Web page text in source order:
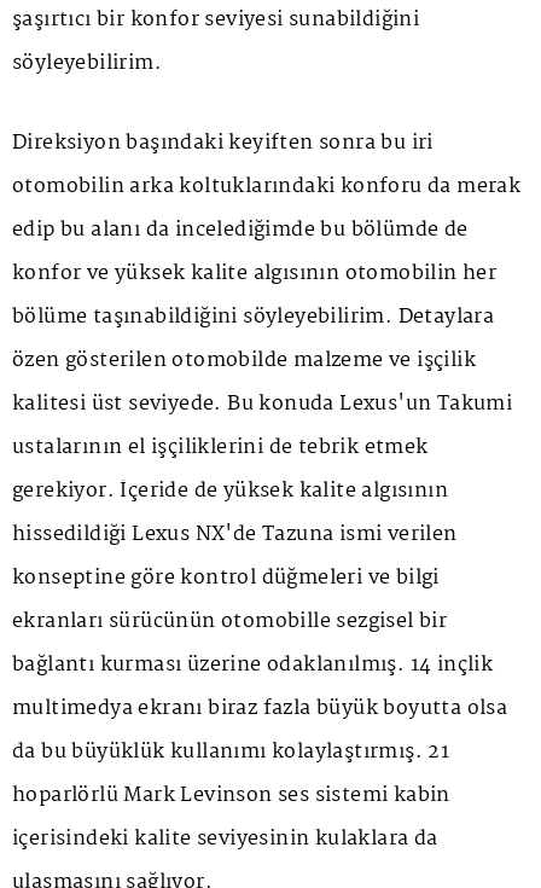
şaşırtıcı bir konfor seviyesi sunabildiğini
söyleyebilirim.
Direksiyon başındaki keyiften sonra bu iri
otomobilin arka koltuklarındaki konforu da merak
edip bu alanı da incelediğimde bu bölümde de
konfor ve yüksek kalite algısının otomobilin her
bölüme taşınabildiğini söyleyebilirim. Detaylara
özen gösterilen otomobilde malzeme ve işçilik
kalitesi üst seviyede. Bu konuda Lexus'un Takumi
ustalarının el işçiliklerini de tebrik etmek
gerekiyor. İçeride de yüksek kalite algısının
hissedildiği Lexus NX'de Tazuna ismi verilen
konseptine göre kontrol düğmeleri ve bilgi
ekranları sürücünün otomobille sezgisel bir
bağlantı kurması üzerine odaklanılmış. 14 inçlik
multimedya ekranı biraz fazla büyük boyutta olsa
da bu büyüklük kullanımı kolaylaştırmış. 21
hoparlörlü Mark Levinson ses sistemi kabin
içerisindeki kalite seviyesinin kulaklara da